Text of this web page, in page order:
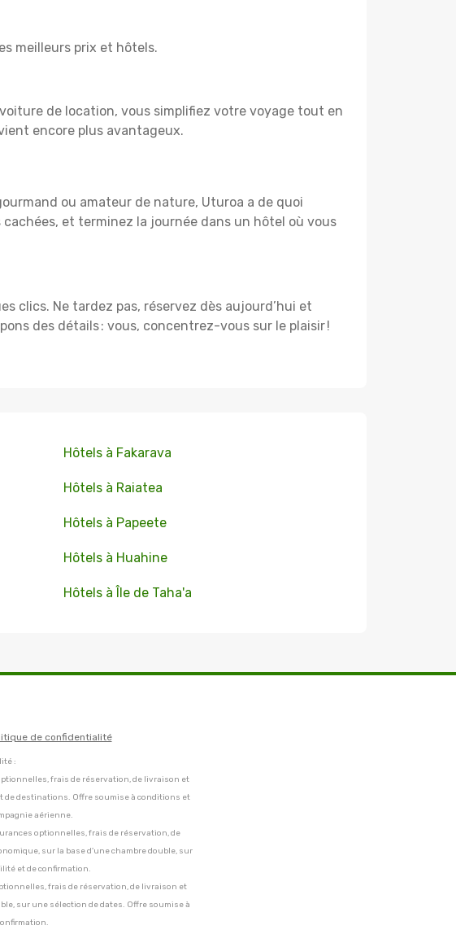
meilleurs prix et hôtels.
de location, vous simplifiez votre voyage tout en
encore plus avantageux.
ou amateur de nature, Uturoa a de quoi
et terminez la journée dans un hôtel où vous
clics. Ne tardez pas, réservez dès aujourd’hui et
des détails : vous, concentrez-vous sur le plaisir !
Hôtels à Fakarava
Hôtels à Raiatea
Hôtels à Papeete
Hôtels à Huahine
Hôtels à Île de Taha'a
de confidentialité
:
frais de réservation, de livraison et
de destinations. Offre soumise à conditions et
aérienne.
optionnelles, frais de réservation, de
sur la base d'une chambre double, sur
et de confirmation.
frais de réservation, de livraison et
sur une sélection de dates. Offre soumise à